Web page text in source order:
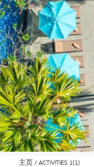
主页 ACTIVITIES 1(1)